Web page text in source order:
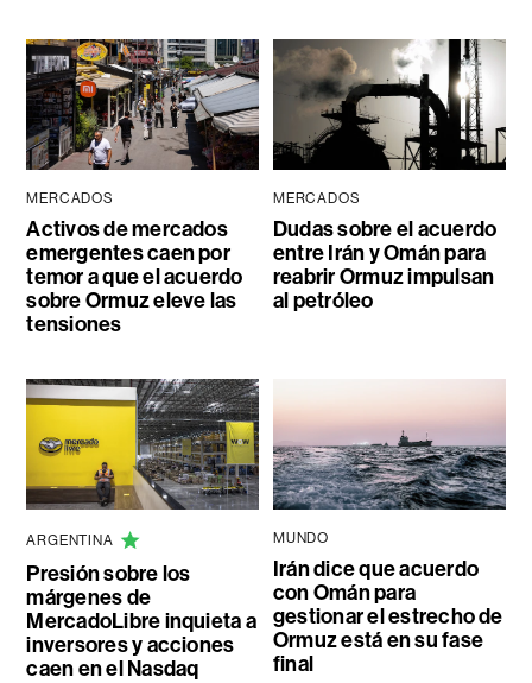
MERCADOS
Activos de mercados
emergentes caen por
temor a que el acuerdo
sobre Ormuz eleve las
tensiones
MERCADOS
Dudas sobre el acuerdo
entre Irán y Omán para
reabrir Ormuz impulsan
al petróleo
ARGENTINA
Presión sobre los
márgenes de
MercadoLibre inquieta a
inversores y acciones
caen en el Nasdaq
MUNDO
Irán dice que acuerdo
con Omán para
gestionar el estrecho de
Ormuz está en su fase
final